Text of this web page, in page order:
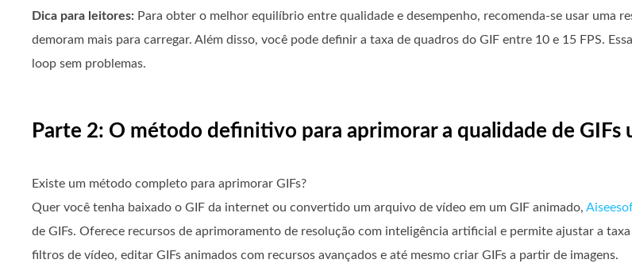
Dica para leitores: Para obter o melhor equilíbrio entre qualidade e desempenho, recomenda-se usar uma
demoram mais para carregar. Além disso, você pode definir a taxa de quadros do GIF entre 10 e 15 FPS.
loop sem problemas.
Parte 2: O método definitivo para aprimorar a qualidade de GIFs
Existe um método completo para aprimorar GIFs?
Quer você tenha baixado o GIF da internet ou convertido um arquivo de vídeo em um GIF animado,
de GIFs. Oferece recursos de aprimoramento de resolução com inteligência artificial e permite ajustar a
filtros de vídeo, editar GIFs animados com recursos avançados e até mesmo criar GIFs a partir de imagens.